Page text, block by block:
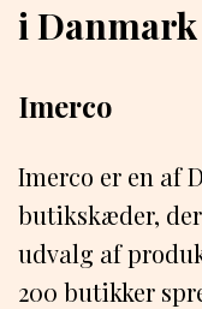
i Danmark
Imerco
Imerco er en af
butikskæder,
udvalg af
200 butikker